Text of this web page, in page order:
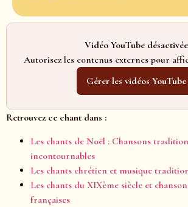
Vidéo YouTube désactivée
Autorisez les contenus externes pour
Gérer les vidéos YouTube
Retrouvez ce chant dans :
Les chants de Noël : Chansons
incontournables
Les chants chrétien et musique
Les chants du XIXème siècle et
françaises